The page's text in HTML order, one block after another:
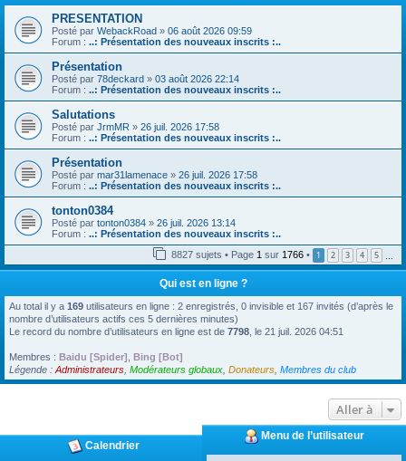
PRESENTATION
Posté par WebackRoad » 06 août 2026 09:59
Forum : ..: Présentation des nouveaux inscrits :..
Présentation
Posté par 78deckard » 03 août 2026 22:14
Forum : ..: Présentation des nouveaux inscrits :..
Salutations
Posté par JrmMR » 26 juil. 2026 17:58
Forum : ..: Présentation des nouveaux inscrits :..
Présentation
Posté par mar31lamenace » 26 juil. 2026 17:58
Forum : ..: Présentation des nouveaux inscrits :..
tonton0384
Posté par tonton0384 » 26 juil. 2026 13:14
Forum : ..: Présentation des nouveaux inscrits :..
8827 sujets • Page 1 sur 1766 • 1 2 3 4 5
Qui est en ligne ?
Au total il y a 169 utilisateurs en ligne : 2 enregistrés, 0 invisible et 167 invités (d’après le
nombre d’utilisateurs actifs ces 5 dernières minutes)
Le record du nombre d’utilisateurs en ligne est de 7798 , le 21 juil. 2026 04:51
Membres : Baidu [Spider] Bing [Bot]
Légende : Administrateurs Modérateurs globaux Donateurs Membres du club
Aller à
Calendrier
Menu de l’utilisateur